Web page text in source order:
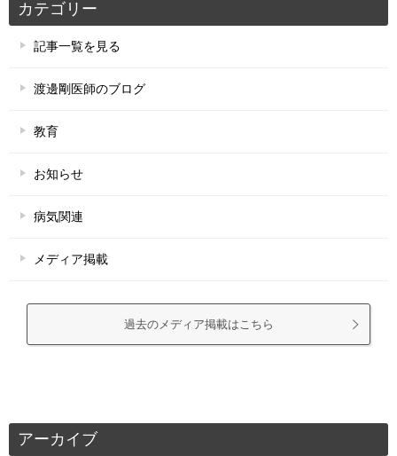
カテゴリー
記事一覧を見る
渡邊剛医師のブログ
教育
お知らせ
病気関連
メディア掲載
過去のメディア掲載はこちら
アーカイブ